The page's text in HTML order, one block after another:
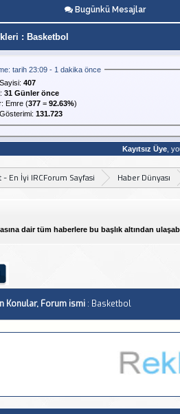
Bugünkü Mesajlar
: Basketbol
tarih 23:09 - 1 dakika önce
407
: 31 Günler önce
Emre (377 = 92.63%)
131.723
Kayıtsız Üye,
En İyi IRCForum Sayfasi Haber Dünyası
dair tüm haberlere bu başlık altından
Konular, Forum ismi : Basketbol